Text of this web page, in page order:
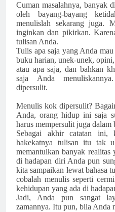
Cuman masalahnya, banyak
oleh bayang-bayang
menulislah sekarang juga.
inginkan dan pikirkan.
tulisan Anda.
Tulis apa saja yang Anda
buku harian, unek-unek,
atau apa saja, dan bahkan
saja Anda
dipersulit.
Menulis kok dipersulit?
Anda, orang hidup ini saja
harus mempersulit juga dalam
Sebagai akhir catatan
hakekatnya tulisan itu tak
memantulkan banyak realitas
di hadapan diri Anda pun
kita sampaikan lewat bahasa
cobalah menulis seperti
kehidupan yang ada di
Jadi, Anda pun sangat
zamannya. Itu pun, bila Anda